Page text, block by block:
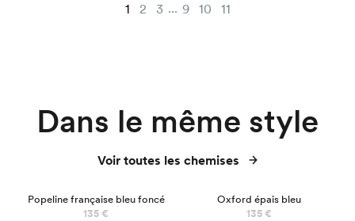
1 2 3 ... 9 10 11
Dans le même style
Voir toutes les chemises
Popeline française bleu foncé
135 €
Oxford épais bleu
135 €